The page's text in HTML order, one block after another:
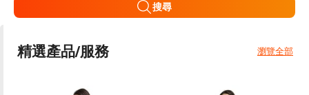
搜尋
精選產品/服務 瀏覽全部